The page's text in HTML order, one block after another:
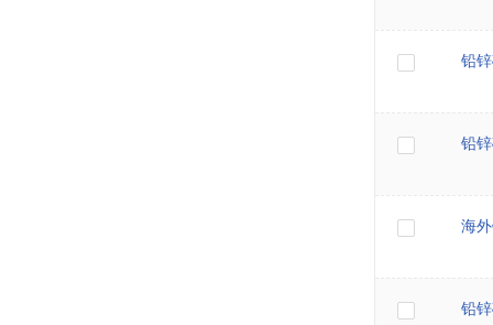
铅
铅
海
铅